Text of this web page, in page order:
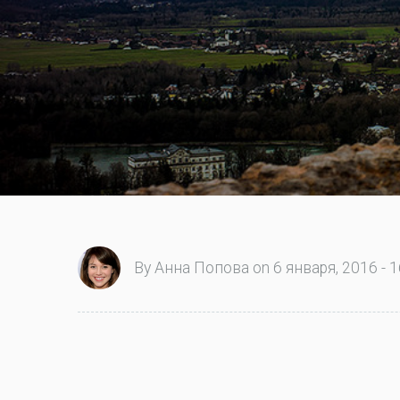
By Анна Попова on 6 января, 2016 -